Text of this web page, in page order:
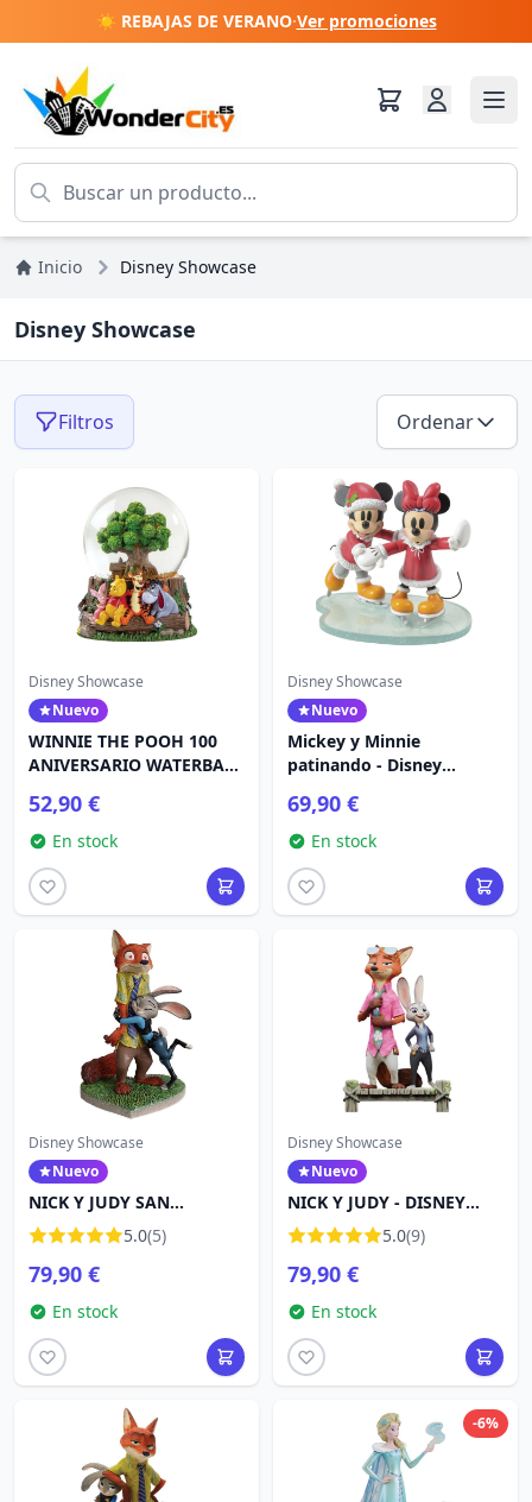
☀️ REBAJAS DE VERANO·Ver promociones
Inicio Disney Showcase
Disney Showcase
Filtros Ordenar
Disney Showcase
Nuevo
WINNIE THE POOH 100
ANIVERSARIO WATERBALL
52,90 €
En stock
Disney Showcase
Nuevo
Mickey y Minnie
patinando - Disney
69,90 €
En stock
Disney Showcase
Nuevo
NICK Y JUDY SAN
VALENTÍN - DISNEY
SHOWCASE ZOOTOPIA
5.0(5)
79,90 €
En stock
Disney Showcase
Nuevo
NICK Y JUDY - DISNEY
SHOWCASE ZOOTOPIA 2
5.0(9)
79,90 €
En stock
-6%